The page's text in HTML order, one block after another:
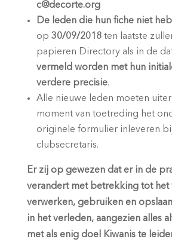
c@decorte.org
De leden die hun fiche niet
op 30/09/2018ten laatste
papieren Directoryals in de
vermeld worden met hun
verdere precisie.
Alle nieuwe leden moeten
moment van toetreding het
originele formulier inleveren
clubsecretaris.
Er zij op gewezen dat er in de
verandert met betrekking tot het
verwerken, gebruiken en
in het verleden, aangezien alles
met als enig doel Kiwanis te